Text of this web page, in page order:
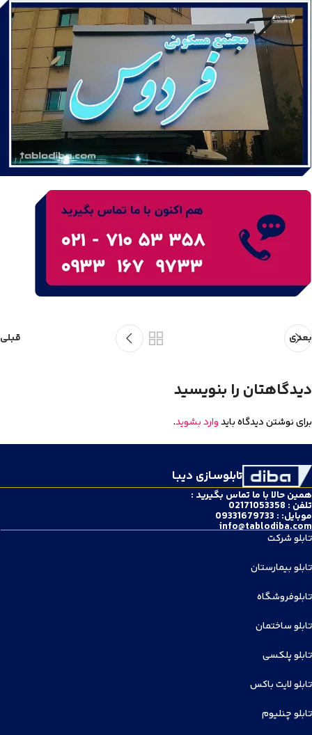
بعدی قبلی
دیدگاهتان را بنویسید
برای نوشتن دیدگاه بایدوارد بشوید.
تابلوسـازی دیبـا
همین حالا با ما تماس بگیرید :
تلفن : 02171053358
موبایل: : 09331679733
info@tablodiba.com
تابلو شرکت
تابلو بیمارستان
تابلوفروشگاه
تابلو ساختمان
تابلو پلکسی
تابلو لایت باکس
تابلو چنلیوم